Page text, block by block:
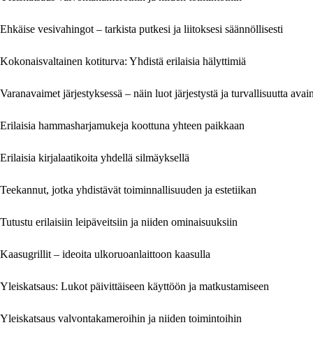
Ehkäise vesivahingot – tarkista putkesi ja liitoksesi säännöllisesti
Kokonaisvaltainen kotiturva: Yhdistä erilaisia hälyttimiä
Varanavaimet järjestyksessä – näin luot järjestystä ja turvallisuutta
Erilaisia hammasharjamukeja koottuna yhteen paikkaan
Erilaisia kirjalaatikoita yhdellä silmäyksellä
Teekannut, jotka yhdistävät toiminnallisuuden ja estetiikan
Tutustu erilaisiin leipäveitsiin ja niiden ominaisuuksiin
Kaasugrillit – ideoita ulkoruoanlaittoon kaasulla
Yleiskatsaus: Lukot päivittäiseen käyttöön ja matkustamiseen
Yleiskatsaus valvontakameroihin ja niiden toimintoihin